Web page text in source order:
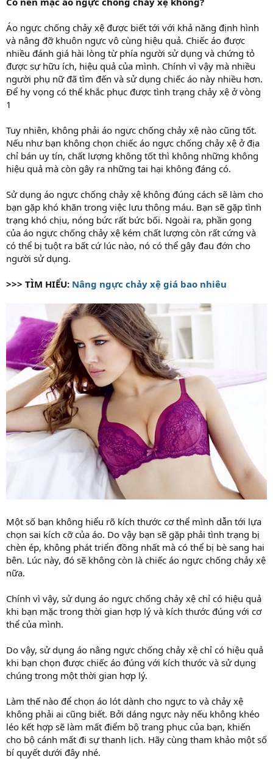
Áo ngực chống chảy xệ được biết tới với khả năng định hình
và nâng đỡ khuôn ngực vô cùng hiệu quả. Chiếc áo được
nhiều đánh giá hài lòng từ phía người sử dụng và chứng tỏ
được sự hữu ích, hiệu quả của mình. Chính vì vậy mà nhiều
người phụ nữ đã tìm đến và sử dụng chiếc áo này nhiều hơn.
Để hy vọng có thể khắc phục được tình trạng chảy xệ ở vòng
1
Tuy nhiên, không phải áo ngực chống chảy xệ nào cũng tốt.
Nếu như bạn không chọn chiếc áo ngực chống chảy xệ ở địa
chỉ bán uy tín, chất lượng không tốt thì không những không
hiệu quả mà còn gây ra những tai hại không đáng có.
Sử dụng áo ngực chống chảy xệ không đúng cách sẽ làm cho
bạn gặp khó khăn trong việc lưu thông máu. Bạn sẽ gặp tình
trạng khó chịu, nóng bức rất bức bối. Ngoài ra, phần gọng
của áo ngực chống chảy xệ kém chất lượng còn rất cứng và
có thể bị tuột ra bất cứ lúc nào, nó có thể gây đau đớn cho
người sử dụng.
>>> TÌM HIỂU: Nâng ngực chảy xệ giá bao nhiêu
Một số bạn không hiểu rõ kích thước cơ thể mình dẫn tới lựa
chọn sai kích cỡ của áo. Do vậy bạn sẽ gặp phải tình trạng bị
chèn ép, không phát triển đồng nhất mà có thể bị bè sang hai
bên. Lúc này, đó sẽ không còn là chiếc áo ngực chống chảy xệ
nữa.
Chính vì vậy, sử dụng áo ngực chống chảy xệ chỉ có hiệu quả
khi bạn mặc trong thời gian hợp lý và kích thước đúng với cơ
thể của mình.
Do vậy, sử dụng áo nâng ngực chống chảy xệ chỉ có hiệu quả
khi bạn chọn được chiếc áo đúng với kích thước và sử dụng
chúng trong một thời gian hợp lý.
Làm thế nào để chọn áo lót dành cho ngực to và chảy xệ
không phải ai cũng biết. Bởi dáng ngực này nếu không khéo
léo kết hợp sẽ làm mất điểm bộ trang phục của bạn, khiến
cho bộ cánh mất đi sự thanh lịch. Hãy cùng tham khảo một số
bí quyết dưới đây nhé.